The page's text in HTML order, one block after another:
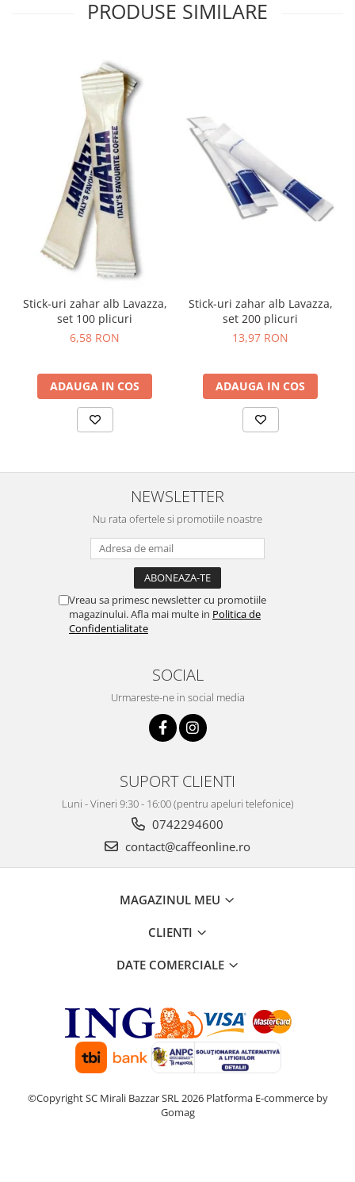
PRODUSE SIMILARE
Stick-uri zahar alb Lavazza,
set 100 plicuri
6,58 RON
ADAUGA IN COS
Stick-uri zahar alb Lavazza,
set 200 plicuri
13,97 RON
ADAUGA IN COS
NEWSLETTER
Nu rata ofertele si promotiile noastre
Vreau sa primesc newsletter cu promotiile
magazinului. Afla mai multe in Politica de
Confidentialitate
SOCIAL
Urmareste-ne in social media
SUPORT CLIENTI
Luni - Vineri 9:30 - 16:00 (pentru apeluri telefonice)
0742294600
contact@caffeonline.ro
MAGAZINUL MEU
CLIENTI
DATE COMERCIALE
©Copyright SC Mirali Bazzar SRL 2026 Platforma E-commerce by
Gomag